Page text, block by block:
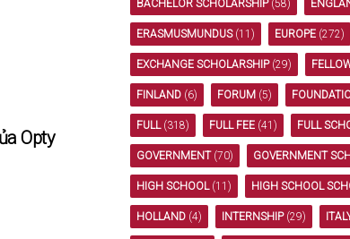
Opty
BACHELOR SCHOLARSHIP(58)
ERASMUSMUNDUS(11) EUROPE (272)
EXCHANGE SCHOLARSHIP(29)
FINLAND (6) FORUM (5)
FULL(318) FULL FEE (41) FULL
GOVERNMENT(70) GOVERNMENT
HIGH SCHOOL(11) HIGH SCHOOL
HOLLAND (4) INTERNSHIP(29)